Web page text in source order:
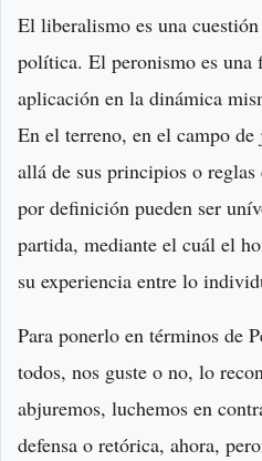
El liberalismo es una
política. El peronismo es
aplicación en la dinámica
En el terreno, en el campo
allá de sus principios o
por definición pueden ser
partida, mediante el cuál el
su experiencia entre lo
Para ponerlo en términos de
todos, nos guste o no, lo
abjuremos, luchemos en
defensa o retórica, ahora,